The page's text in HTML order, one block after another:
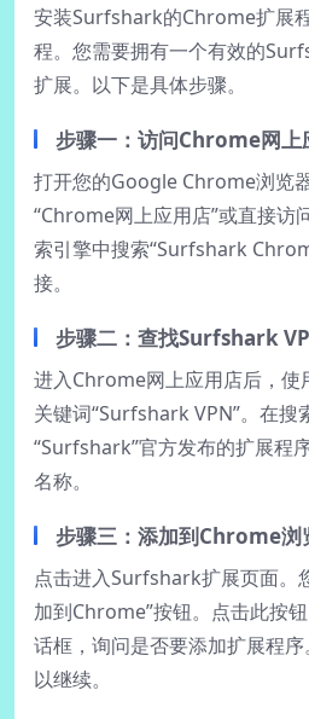
安装Surfshark的Chrome扩展
程。您需要拥有一个有效的
扩展。以下是具体步骤。
步骤一：访问Chrome网上
打开您的Google Chrome浏览
“Chrome网上应用店”或直接访
索引擎中搜索“Surfshark
接。
步骤二：查找Surfshark
进入Chrome网上应用店后，使
关键词“Surfshark VPN”。在搜
“Surfshark”官方发布的扩展程
名称。
步骤三：添加到Chrome浏
点击进入Surfshark扩展页面。
加到Chrome”按钮。点击此按
话框，询问是否要添加扩展程
以继续。